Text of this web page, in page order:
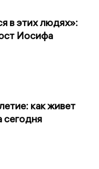
в этих людях»:
Иосифа
как живет
сегодня